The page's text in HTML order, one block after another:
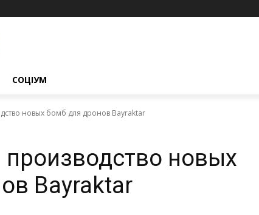
СОЦІУМ
новых бомб для дронов Bayraktar
производство новых
Bayraktar